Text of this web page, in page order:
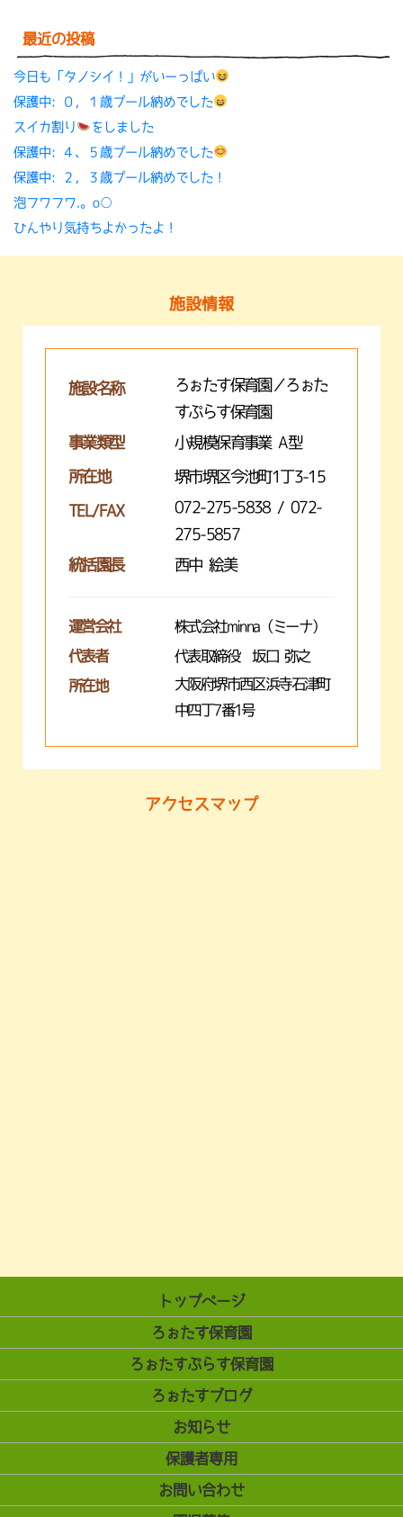
最近の投稿
今日も「タノシイ！」がいーっぱい
保護中: ０，１歳プール納めでした
スイカ割り
をしました
保護中: ４、５歳プール納めでした
保護中: ２，３歳プール納めでした！
泡フワフワ.。o○
ひんやり気持ちよかったよ！
施設情報
施設名称
ろぉたす保育園／ろぉた
すぷらす保育園
事業類型
小規模保育事業 A型
所在地 堺市堺区今池町1丁3-15
TEL/FAX
072-275-5838 / 072-
275-5857
統括園長
西中 絵美
運営会社 株式会社minna（ミーナ）
代表者 代表取締役 坂口 弥之
所在地
大阪府堺市西区浜寺石津町
中四丁7番1号
アクセスマップ
トップページ
ろぉたす保育園
ろぉたすぷらす保育園
ろぉたすブログ
お知らせ
保護者専用
お問い合わせ